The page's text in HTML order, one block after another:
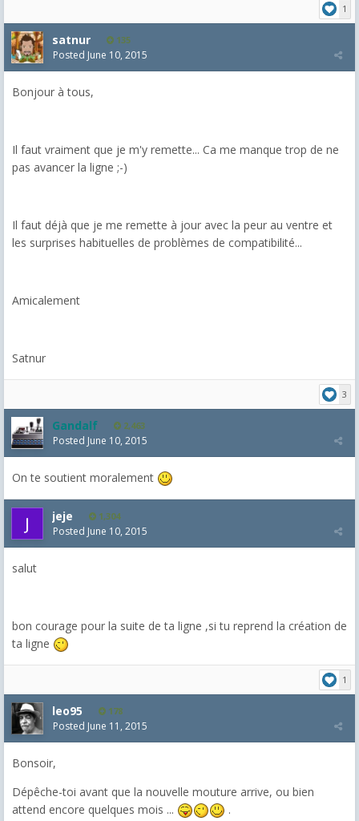
1
satnur 135
Posted June 10, 2015
Bonjour à tous,
Il faut vraiment que je m'y remette... Ca me manque trop de ne
pas avancer la ligne ;-)
Il faut déjà que je me remette à jour avec la peur au ventre et
les surprises habituelles de problèmes de compatibilité...
Amicalement
Satnur
3
Gandalf 2,463
Posted June 10, 2015
On te soutient moralement
jeje 1,304
Posted June 10, 2015
salut
bon courage pour la suite de ta ligne ,si tu reprend la création de
ta ligne
1
leo95 178
Posted June 11, 2015
Bonsoir,
Dépêche-toi avant que la nouvelle mouture arrive, ou bien
attend encore quelques mois ...
.